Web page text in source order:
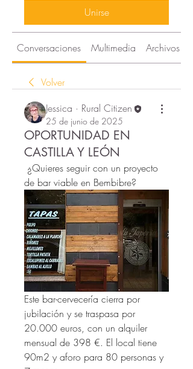
Unirse
Conversaciones Multimedia Archivos
Volver
Jessica · Rural Citizen
25 de junio de 2025
OPORTUNIDAD EN
CASTILLA Y LEÓN
de bar viable en Bembibre?
Este bar-cervecería cierra por
jubilación y se traspasa por
20.000 euros, con un alquiler
mensual de 398 €. El local tiene
90m2 y aforo para 80 personas y